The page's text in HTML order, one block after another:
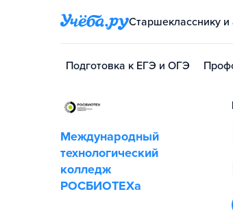
Старшекласснику
Подготовка к ЕГЭ и ОГЭ
Международный
технологический
колледж
РОСБИОТЕХа